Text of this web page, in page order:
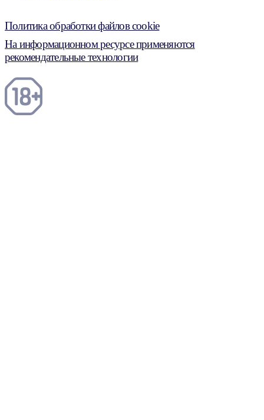
Политика обработки файлов cookie
На информационном ресурсе применяются
рекомендательные технологии